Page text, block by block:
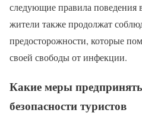
следующие правила поведения
жители также продолжат
предосторожности, которые
своей свободы от инфекции.
Какие меры
безопасности туристов